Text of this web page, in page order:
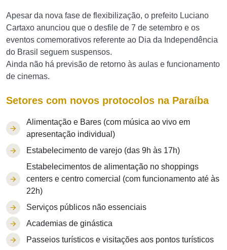
Apesar da nova fase de flexibilização, o prefeito Luciano
Cartaxo anunciou que o desfile de 7 de setembro e os
eventos comemorativos referente ao Dia da Independência
do Brasil seguem suspensos.
Ainda não há previsão de retorno às aulas e funcionamento
de cinemas.
Setores com novos protocolos na Paraíba
Alimentação e Bares (com música ao vivo em
apresentação individual)
Estabelecimento de varejo (das 9h às 17h)
Estabelecimentos de alimentação no shoppings
centers e centro comercial (com funcionamento até às
22h)
Serviços públicos não essenciais
Academias de ginástica
Passeios turísticos e visitações aos pontos turísticos